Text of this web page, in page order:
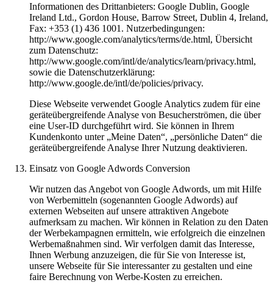
Informationen des Drittanbieters: Google Dublin, Google
Ireland Ltd., Gordon House, Barrow Street, Dublin 4, Ireland,
Fax: +353 (1) 436 1001. Nutzerbedingungen:
http://www.google.com/analytics/terms/de.html, Übersicht
zum Datenschutz:
http://www.google.com/intl/de/analytics/learn/privacy.html,
sowie die Datenschutzerklärung:
http://www.google.de/intl/de/policies/privacy.
Diese Webseite verwendet Google Analytics zudem für eine
geräteübergreifende Analyse von Besucherströmen, die über
eine User-ID durchgeführt wird. Sie können in Ihrem
Kundenkonto unter „Meine Daten“, „persönliche Daten“ die
geräteübergreifende Analyse Ihrer Nutzung deaktivieren.
Einsatz von Google Adwords Conversion
Wir nutzen das Angebot von Google Adwords, um mit Hilfe
von Werbemitteln (sogenannten Google Adwords) auf
externen Webseiten auf unsere attraktiven Angebote
aufmerksam zu machen. Wir können in Relation zu den Daten
der Werbekampagnen ermitteln, wie erfolgreich die einzelnen
Werbemaßnahmen sind. Wir verfolgen damit das Interesse,
Ihnen Werbung anzuzeigen, die für Sie von Interesse ist,
unsere Webseite für Sie interessanter zu gestalten und eine
faire Berechnung von Werbe-Kosten zu erreichen.